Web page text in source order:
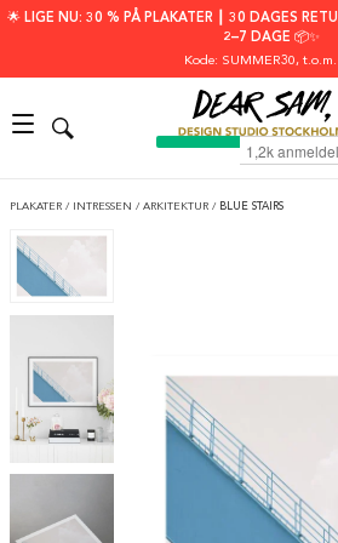
🌟 LIGE NU: 30 % PÅ PLAKATER ┃ 30 DAGES
2–7 DAGE 📦✨
Kode: SUMMER30,
PLAKATER / INTRESSEN / ARKITEKTUR / BLUE STAIRS